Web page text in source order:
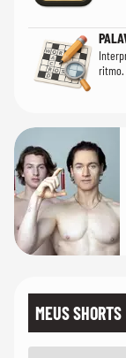
ritmo.
MEUS SHORTS